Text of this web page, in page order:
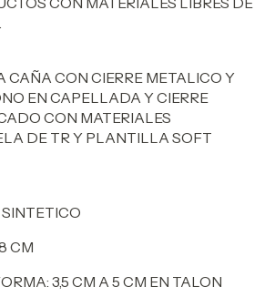
CAÑA CON CIERRE METALICO Y
EN CAPELLADA Y CIERRE
CON MATERIALES
DE TR Y PLANTILLA SOFT
CM
3,5 CM A 5 CM EN TALON